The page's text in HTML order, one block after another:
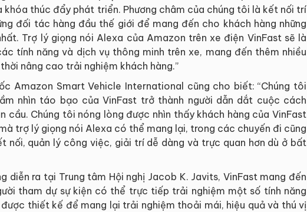
khóa thúc đẩy phát triển. Phương châm của chúng tôi là kết nối trí
đối tác hàng đầu thế giới để mang đến cho khách hàng những
Trợ lý giọng nói Alexa của Amazon trên xe điện VinFast sẽ là
tính năng và dịch vụ thông minh trên xe, mang đến thêm nhiều
nâng cao trải nghiệm khách hàng.”
Amazon Smart Vehicle International cũng cho biết: “Chúng tôi
nhìn táo bạo của VinFast trở thành người dẫn dắt cuộc cách
cầu. Chúng tôi nóng lòng được nhìn thấy khách hàng của VinFast
trợ lý giọng nói Alexa có thể mang lại, trong các chuyến đi cũng
nối, quản lý công việc, giải trí dễ dàng và trực quan hơn dù ở bất
diễn ra tại Trung tâm Hội nghị Jacob K. Javits, VinFast mang đến
tham dự sự kiện có thể trực tiếp trải nghiệm một số tính năng
thiết kế để mang lại trải nghiệm thoải mái, hiệu quả và thú vị